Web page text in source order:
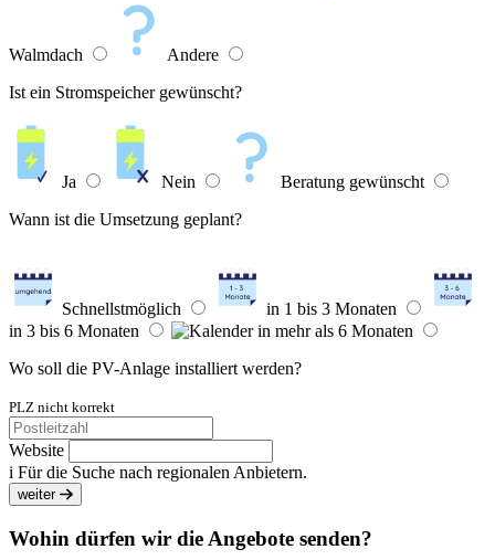
Walmdach
Andere
Ist ein Stromspeicher gewünscht?
Ja Nein
Beratung gewünscht
Wann ist die Umsetzung geplant?
Schnellstmöglich
in 1 bis 3 Monaten
in 3 bis 6 Monaten
in mehr als 6 Monaten
Wo soll die PV-Anlage installiert werden?
PLZ nicht korrekt
Website
i Für die Suche nach regionalen Anbietern.
weiter
Wohin dürfen wir die Angebote senden?